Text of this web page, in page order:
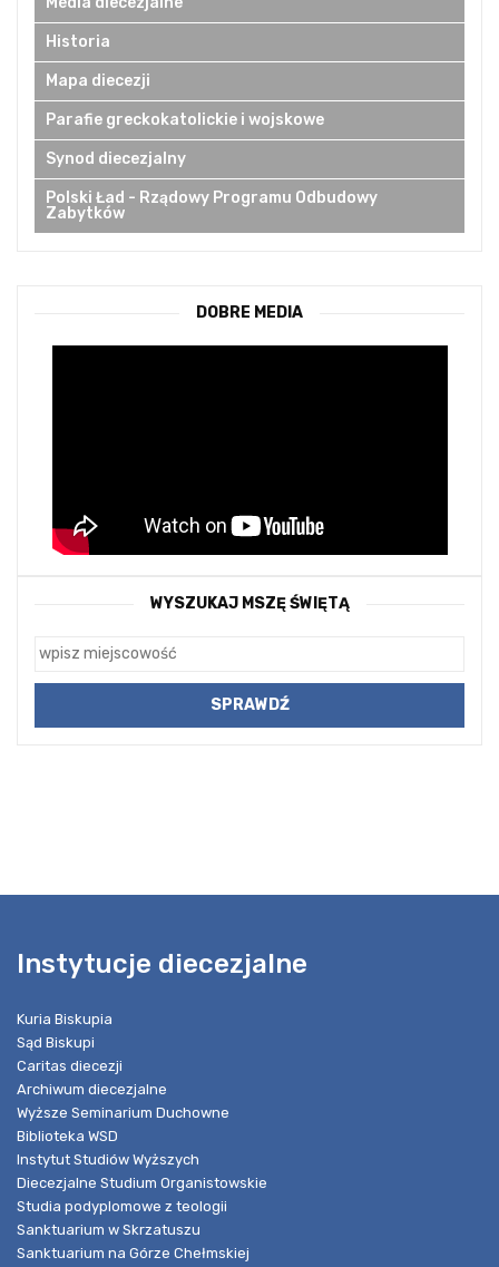
Historia
Mapa diecezji
Parafie greckokatolickie i wojskowe
Synod diecezjalny
Polski Ład - Rządowy Programu Odbudowy
Zabytków
DOBRE MEDIA
WYSZUKAJ MSZĘ ŚWIĘTĄ
Instytucje diecezjalne
Kuria Biskupia
Sąd Biskupi
Caritas diecezji
Archiwum diecezjalne
Wyższe Seminarium Duchowne
Biblioteka WSD
Instytut Studiów Wyższych
Diecezjalne Studium Organistowskie
Studia podyplomowe z teologii
Sanktuarium w Skrzatuszu
Sanktuarium na Górze Chełmskiej